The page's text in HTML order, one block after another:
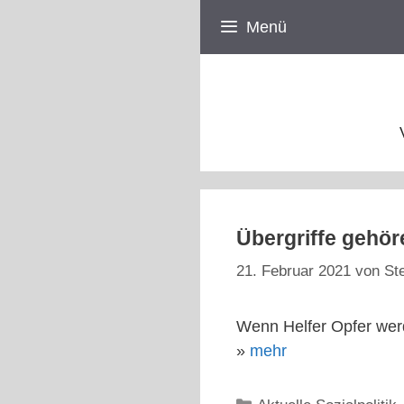
Menü
Übergriffe
21. Februar 2021 von
Wenn Helfer Opfer
» mehr